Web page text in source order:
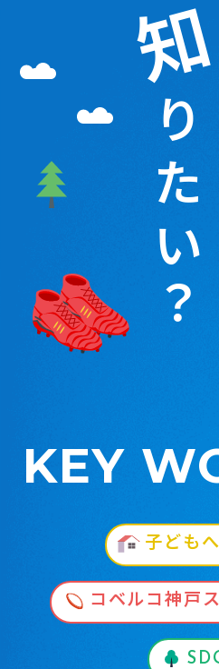
知
り
た
い
？
KEY
子ども
コベルコ神戸